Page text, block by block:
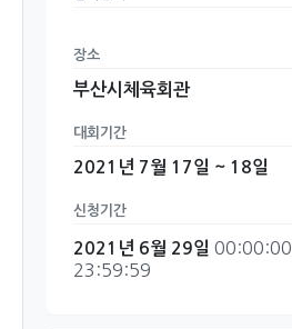
장소
부산시체육회관
대회기간
2021년 7월 17일 ~ 18일
신청기간
2021년 6월 29일 00:00:00
23:59:59